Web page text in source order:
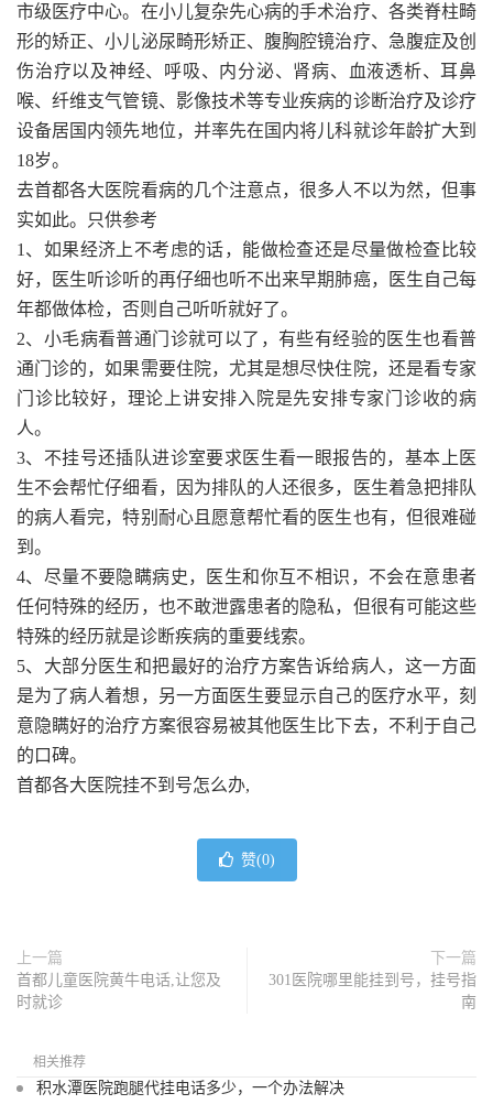
市级医疗中心。在小儿复杂先心病的手术治疗、各类脊柱畸
形的矫正、小儿泌尿畸形矫正、腹胸腔镜治疗、急腹症及创
伤治疗以及神经、呼吸、内分泌、肾病、血液透析、耳鼻
喉、纤维支气管镜、影像技术等专业疾病的诊断治疗及诊疗
设备居国内领先地位，并率先在国内将儿科就诊年龄扩大到
18岁。
去首都各大医院看病的几个注意点，很多人不以为然，但事
实如此。只供参考
1、如果经济上不考虑的话，能做检查还是尽量做检查比较
好，医生听诊听的再仔细也听不出来早期肺癌，医生自己每
年都做体检，否则自己听听就好了。
2、小毛病看普通门诊就可以了，有些有经验的医生也看普
通门诊的，如果需要住院，尤其是想尽快住院，还是看专家
门诊比较好，理论上讲安排入院是先安排专家门诊收的病
人。
3、不挂号还插队进诊室要求医生看一眼报告的，基本上医
生不会帮忙仔细看，因为排队的人还很多，医生着急把排队
的病人看完，特别耐心且愿意帮忙看的医生也有，但很难碰
到。
4、尽量不要隐瞒病史，医生和你互不相识，不会在意患者
任何特殊的经历，也不敢泄露患者的隐私，但很有可能这些
特殊的经历就是诊断疾病的重要线索。
5、大部分医生和把最好的治疗方案告诉给病人，这一方面
是为了病人着想，另一方面医生要显示自己的医疗水平，刻
意隐瞒好的治疗方案很容易被其他医生比下去，不利于自己
的口碑。
首都各大医院挂不到号怎么办,
赞(0)
上一篇
首都儿童医院黄牛电话,让您及
时就诊
下一篇
301医院哪里能挂到号，挂号指
南
相关推荐
积水潭医院跑腿代挂电话多少，一个办法解决